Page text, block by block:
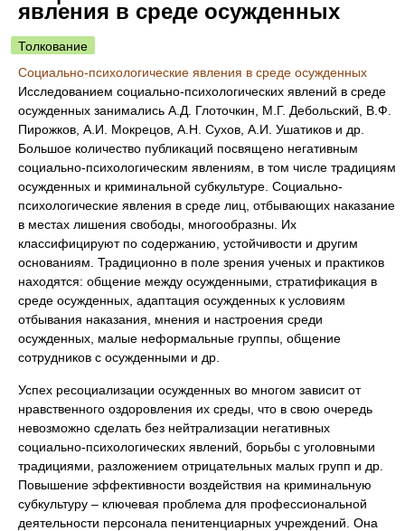
явления в среде осужденных
Толкование
Социально-психологические явления в среде осужденных
Исследованием социально-психологических явлений в среде
осужденных занимались А.Д. Глоточкин, М.Г. Дебольский, В.Ф.
Пирожков, А.И. Мокрецов, А.Н. Сухов, А.И. Ушатиков и др.
Большое количество публикаций посвящено негативным
социально-психологическим явлениям, в том числе традициям
осужденных и криминальной субкультуре. Социально-
психологические явления в среде лиц, отбывающих наказание
в местах лишения свободы, многообразны. Их
классифицируют по содержанию, устойчивости и другим
основаниям. Традиционно в поле зрения ученых и практиков
находятся: общение между осужденными, стратификация в
среде осужденных, адаптация осужденных к условиям
отбывания наказания, мнения и настроения среди
осужденных, малые неформальные группы, общение
сотрудников с осужденными и др.
Успех ресоциализации осужденных во многом зависит от
нравственного оздоровления их среды, что в свою очередь
невозможно сделать без нейтрализации негативных
социально-психологических явлений, борьбы с уголовными
традициями, разложением отрицательных малых групп и др.
Повышение эффективности воздействия на криминальную
субкультуру – ключевая проблема для профессиональной
деятельности персонала пенитенциарных учреждений. Она